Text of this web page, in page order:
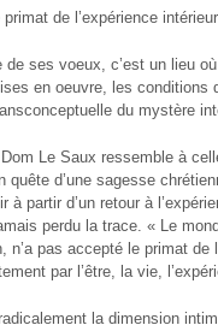
de l’expérience
ses voeux, c’est un lieu
en oeuvre, les conditions
du mystère
Le Saux ressemble à
d’une sagesse
à partir d’un retour à
perdu la trace. « Le
n’a pas accepté le primat de
par l’être, la vie,
la dimension